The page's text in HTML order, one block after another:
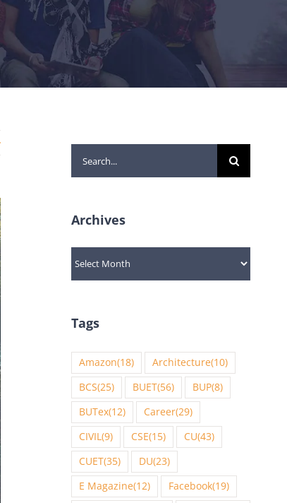
Search
for:
Archives
Archives
Tags
Amazon(18) Architecture(10)
BCS(25) BUET(56) BUP(8)
BUTex(12) Career(29)
CIVIL(9) CSE(15) CU(43)
CUET(35) DU(23)
E Magazine(12) Facebook(19)